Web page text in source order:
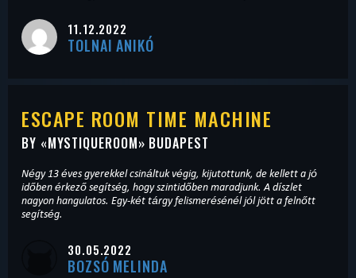
11.12.2022
TOLNAI ANIKÓ
ESCAPE ROOM TIME MACHINE
BY «MYSTIQUEROOM» BUDAPEST
Négy 13 éves gyerekkel csináltuk végig, kijutottunk, de kellett a jó
időben érkező segítség, hogy szintidőben maradjunk. A díszlet
nagyon hangulatos. Egy-két tárgy felismerésénél jól jött a felnőtt
segítség.
30.05.2022
BOZSÓ MELINDA